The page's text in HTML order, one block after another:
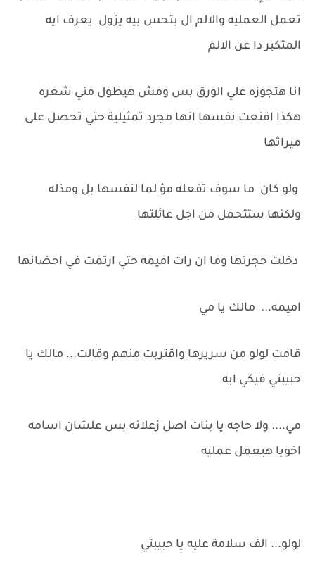
تعمل العمليه والالم ال بتحس بيه يزول يعرف ايه
المتكبر دا عن الالم
انا هتجوزه علي الورق بس ومش هيطول مني شعره
هكذا اقنعت نفسها انها مجرد تمثيلية حتي تحصل على
ميراثها
ولو كان ما سوف تفعله مؤ لما لنفسها بل ومذله
ولكنها ستتحمل من اجل عائلتها
دخلت حجرتها وما ان رات اميمه حتي ارتمت في احضانها
اميمه... مالك يا مي
قامت لولو من سريرها واقتربت منهم وقالت... مالك يا
حبيبتي فيكي ايه
مي.... ولا حاجه يا بنات اصل زعلانه بس علشان اسامه
اخويا هيعمل عمليه
لولو... الف سلامة عليه يا حبيبتي